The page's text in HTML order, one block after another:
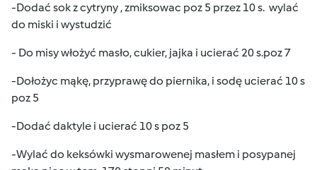
-Dodać sok z cytryny , zmiksowac poz 5 przez 10 s. wylać
do miski i wystudzić
- Do misy włożyć masło, cukier, jajka i ucierać 20 s.poz 7
-Dołożyc mąkę, przyprawę do piernika, i sodę ucierać 10 s
poz 5
-Dodać daktyle i ucierać 10 s poz 5
-Wylać do keksówki wysmarowenej masłem i posypanej